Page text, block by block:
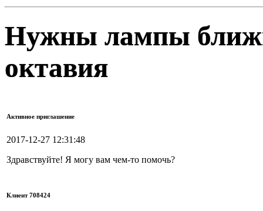
Нужны лампы
октавия
Активное приглашение
2017-12-27 12:31:48
Здравствуйте! Я могу вам чем-то помочь?
Клиент 708424